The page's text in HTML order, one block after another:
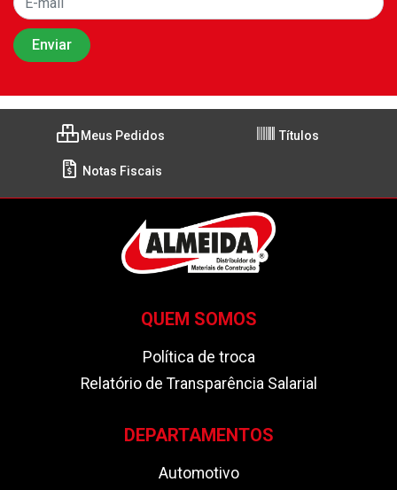
Meus Pedidos Títulos
Notas Fiscais
QUEM SOMOS
Política de troca
Relatório de Transparência Salarial
DEPARTAMENTOS
Automotivo